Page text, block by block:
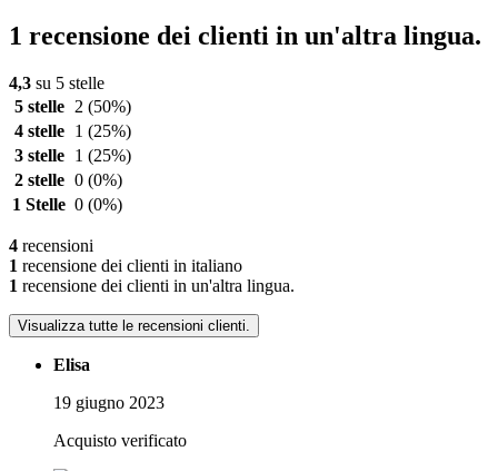
1 recensione dei clienti in un'altra lingua.
4,3 su 5 stelle
5 stelle
2 (50%)
4 stelle
1 (25%)
3 stelle
1 (25%)
2 stelle 0 (0%)
1 Stelle 0 (0%)
4 recensioni
1 recensione dei clienti in italiano
1 recensione dei clienti in un'altra lingua.
Visualizza tutte le recensioni clienti.
Elisa
19 giugno 2023
Acquisto verificato